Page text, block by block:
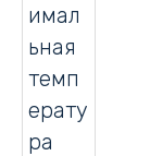
имал
ьная
темп
ерату
ра